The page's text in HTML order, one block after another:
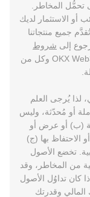
المخاطر.
أو الاستثمار لديك
جميع منتجاتنا
إلى شروط
. تخضع محفظة OKX Web3 وكل من
لذا يُرجى العلم
أو مُحدّثة، وليس
(ب) أو عرض أو
الاحتفاظ بها (ج)
تخضع الأصول
من المخاطر، وقد
كان تداوُل الأصول
وقدرتك